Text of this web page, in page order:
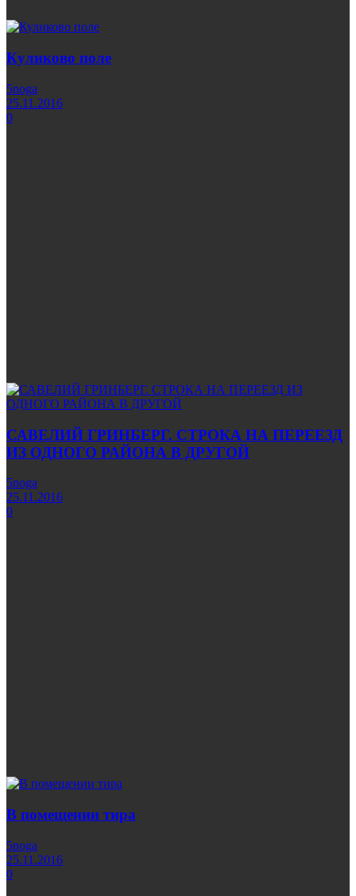
Куликово поле
5noga
25.11.2016
0
САВЕЛИЙ ГРИНБЕРГ. СТРОКА НА ПЕРЕЕЗД
ИЗ ОДНОГО РАЙОНА В ДРУГОЙ
5noga
25.11.2016
0
В помещении тира
5noga
25.11.2016
0